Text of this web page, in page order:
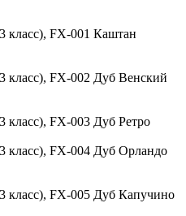
класс), FX-001 Каштан
класс), FX-002 Дуб Венский
класс), FX-003 Дуб Ретро
класс), FX-004 Дуб Орландо
класс), FX-005 Дуб Капучино